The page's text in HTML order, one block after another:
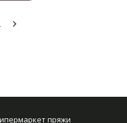
пряжи